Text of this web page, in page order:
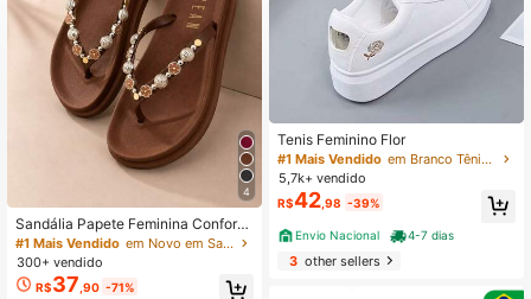
4
Sandália Papete Feminina Confortá
vel Elegante Leve para o Dia a Dia
Tendencia
#1 Mais Vendido
em Novo em Sandálias Femininas
300+ vendido
R$37 ,90 -71%
Tenis Feminino Flor
#1 Mais Vendido
em Branco Tênis Feminino
5,7k+ vendido
R$42 ,98 -39%
Envio Nacional 4-7 dias
3other sellers